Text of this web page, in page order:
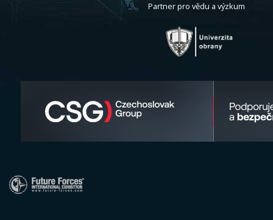
Partner pro vědu a výzkum